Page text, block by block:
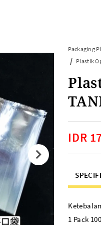
Thermal Bag
Cup
FAQ
Packaging
Plastik
IDR
1 Pack